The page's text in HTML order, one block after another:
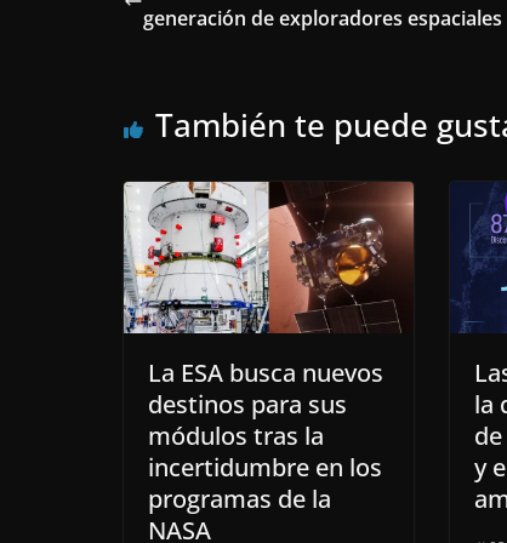
generación de exploradores espaciales
También te puede
La ESA busca nuevos
destinos para sus
módulos tras la
incertidumbre en los
programas de la
NASA
la
y